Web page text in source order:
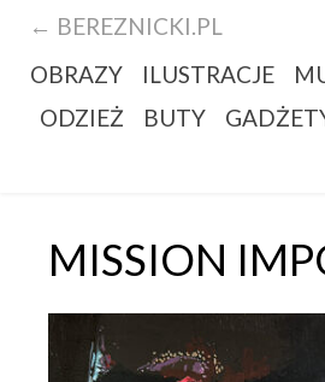
← BEREZNICKI.PL
OBRAZY
ILUSTRACJE
ODZIEŻ
BUTY
MISSION